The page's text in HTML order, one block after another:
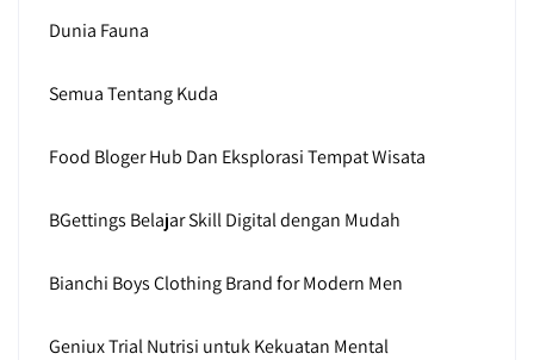
Dunia Fauna
Semua Tentang Kuda
Food Bloger Hub Dan Eksplorasi Tempat Wisata
BGettings Belajar Skill Digital dengan Mudah
Bianchi Boys Clothing Brand for Modern Men
Geniux Trial Nutrisi untuk Kekuatan Mental